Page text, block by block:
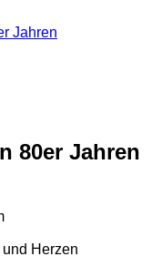
Jahren
80er Jahren
Herzen